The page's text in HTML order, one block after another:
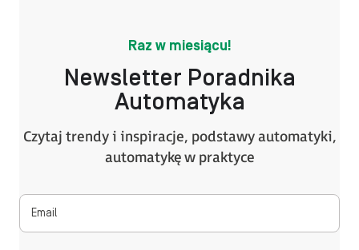
Raz w miesiącu!
Newsletter Poradnika
Automatyka
Czytaj trendy i inspiracje, podstawy automatyki,
automatykę w praktyce